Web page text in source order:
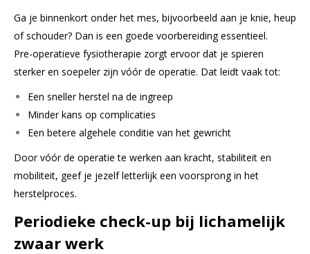
Ga je binnenkort onder het mes, bijvoorbeeld aan je knie, heup
of schouder? Dan is een goede voorbereiding essentieel.
Pre-operatieve fysiotherapie zorgt ervoor dat je spieren
sterker en soepeler zijn vóór de operatie. Dat leidt vaak tot:
Een sneller herstel na de ingreep
Minder kans op complicaties
Een betere algehele conditie van het gewricht
Door vóór de operatie te werken aan kracht, stabiliteit en
mobiliteit, geef je jezelf letterlijk een voorsprong in het
herstelproces.
Periodieke check-up bij lichamelijk
zwaar werk